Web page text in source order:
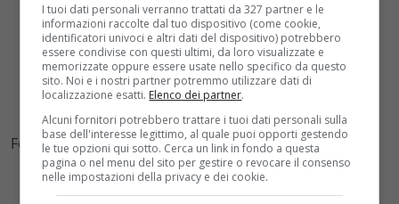
Formine di biscotti natalizi come ferma-tovaglioli
I tuoi dati personali verranno trattati da 327 partner e le
informazioni raccolte dal tuo dispositivo (come cookie,
identificatori univoci e altri dati del dispositivo) potrebbero
essere condivise con questi ultimi, da loro visualizzate e
memorizzate oppure essere usate nello specifico da questo
sito. Noi e i nostri partner potremmo utilizzare dati di
localizzazione esatti. Elenco dei partner.
Alcuni fornitori potrebbero trattare i tuoi dati personali sulla
base dell'interesse legittimo, al quale puoi opporti gestendo
le tue opzioni qui sotto. Cerca un link in fondo a questa
pagina o nel menu del sito per gestire o revocare il consenso
nelle impostazioni della privacy e dei cookie.